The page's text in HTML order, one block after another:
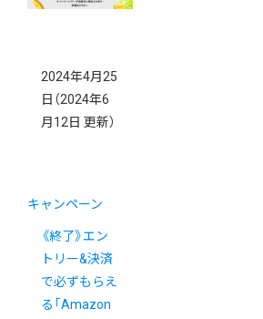
2024年4月25
日 （2024年6
月12日 更新）
キャンペーン
《終了》エン
トリー&決済
で必ずもらえ
る「Amazon